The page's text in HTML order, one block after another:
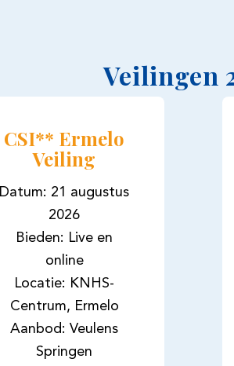
Veilingen
CSI** Ermelo
Veiling
Datum: 21 augustus
2026
Bieden: Live en
online
Locatie: KNHS-
Centrum, Ermelo
Aanbod: Veulens
Springen